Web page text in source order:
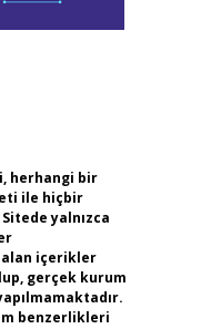
herhangi bir
ile hiçbir
yalnızca
alan içerikler
gerçek kurum
benzerlikleri